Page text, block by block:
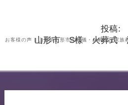
お客様の声 | 山形県山形市の葬儀・お葬式は家族
投稿:
山形市 S様 火葬式